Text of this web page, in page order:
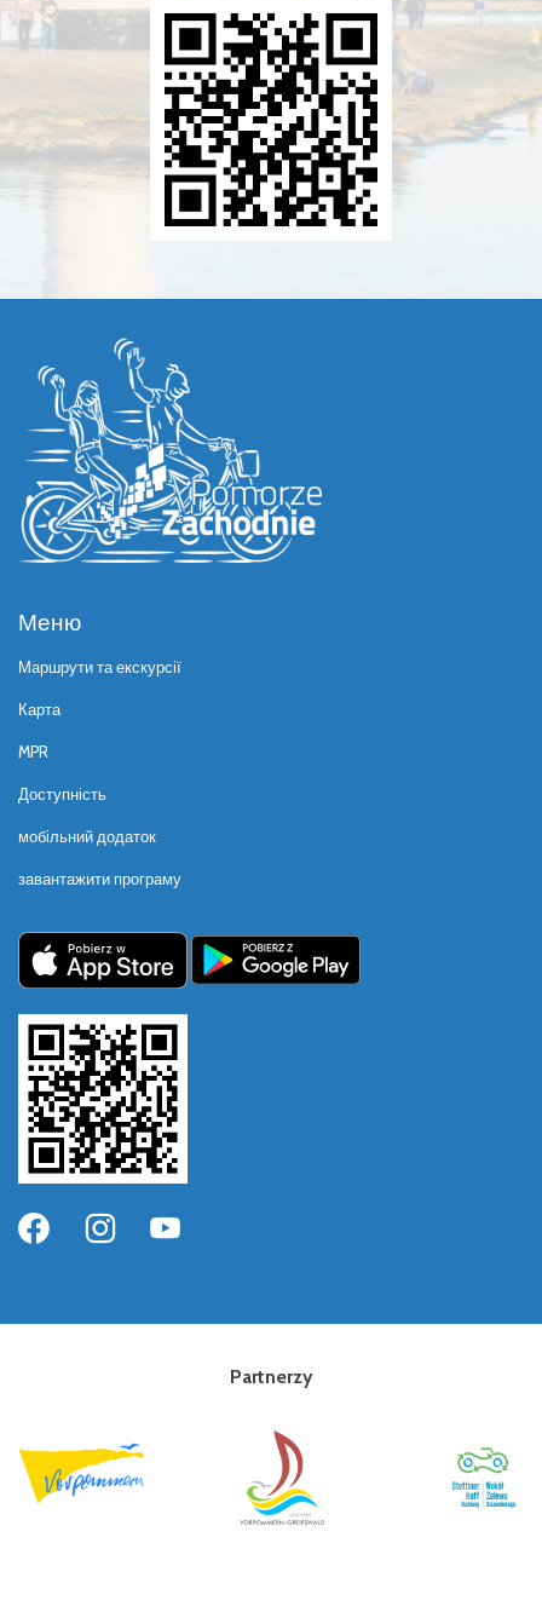
Меню
Маршрути та екскурсії
Карта
MPR
Доступність
мобільний додаток
завантажити програму
Partnerzy